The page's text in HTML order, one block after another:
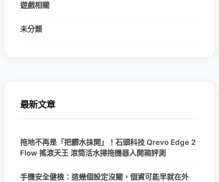
遊戲相關
未分類
最新文章
拖地不再是「把髒水抹開」！石頭科技 Qrevo Edge 2
Flow 搖滾天王 滾筒活水掃拖機器人開箱評測
手機安全健檢：這幾個設定沒關，個資可能早就在外